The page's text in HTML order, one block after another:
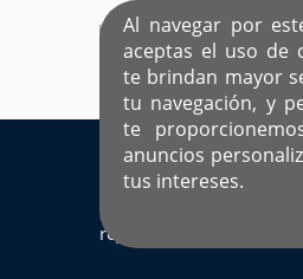
Al navegar por
aceptas el uso de
te brindan mayor
tu navegación, y
te
anuncios
tus intereses.
EL ÚNICO SITIO
HISPANOS
Sí ya estás
registrado